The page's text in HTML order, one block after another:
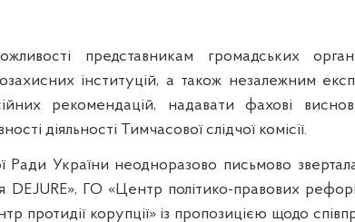
представникам громадських
інституцій, а також незалежним
рекомендацій, надавати фахові
діяльності Тимчасової слідчої комісії.
Ради України неодноразово письмово
ГО «Центр політико-правових
протидії корупції» із пропозицією щодо